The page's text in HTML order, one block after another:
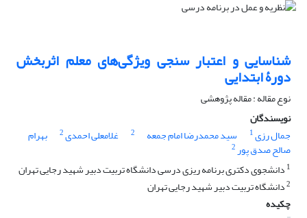
شناسایی و اعتبار سنجی ویژگی‌های معلم اثربخش
دورۀ ابتدایی
نوع مقاله : مقاله پژوهشی
نویسندگان
جمال رزی1 سید محمدرضا امام جمعه 2 غلامعلی احمدی2 بهرام
صالح صدق پور2
1 دانشجوی دکتری برنامه ریزی درسی دانشگاه تربیت دبیر شهید رجایی تهران
2دانشگاه تربیت دبیر شهید رجایی تهران
چکیده